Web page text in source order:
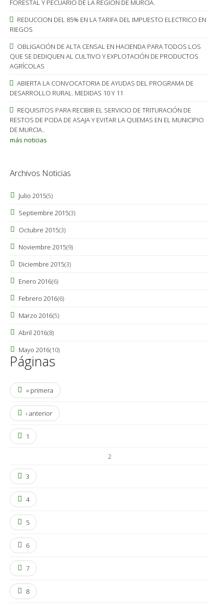
FORESTAL Y PECUARIO DE LA REGIÓN DE MURCIA.
REDUCCION DEL 85% EN LA TARIFA DEL IMPUESTO ELECTRICO EN
RIEGOS
OBLIGACIÓN DE ALTA CENSAL EN HACIENDA PARA TODOS LOS
QUE SE DEDIQUEN AL CULTIVO Y EXPLOTACIÓN DE PRODUCTOS
AGRÍCOLAS
ABIERTA LA CONVOCATORIA DE AYUDAS DEL PROGRAMA DE
DESARROLLO RURAL. MEDIDAS 10 Y 11
REQUISITOS PARA RECIBIR EL SERVICIO DE TRITURACIÓN DE
RESTOS DE PODA DE ASAJA Y EVITAR LA QUEMAS EN EL MUNICIPIO
DE MURCIA..
más noticias
Archivos Noticias
Julio 2015(5)
Septiembre 2015(3)
Octubre 2015(3)
Noviembre 2015(9)
Diciembre 2015(3)
Enero 2016(6)
Febrero 2016(6)
Marzo 2016(5)
Abril 2016(8)
Mayo 2016(10)
Páginas
« primera
‹ anterior
1
2
3
4
5
6
7
8